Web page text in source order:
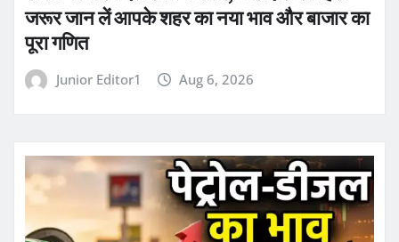
जरूर जान लें आपके शहर का नया भाव और बाजार का
पूरा गणित
Junior Editor1 Aug 6, 2026